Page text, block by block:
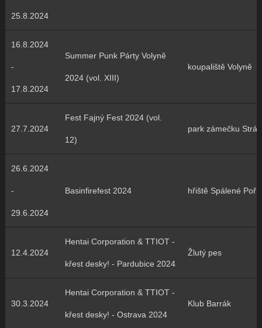
25.8.2024
16.8.2024
-
17.8.2024
Summer Punk Párty Volyně
2024 (vol. XIII)
koupaliště Volyně
27.7.2024
Fest Fajný Fest 2024 (vol.
12)
park zámečku
26.6.2024
-
29.6.2024
Basinfirefest 2024 hřiště Spálené
12.4.2024
Hentai Corporation & TTIOT -
křest desky! - Pardubice 2024
Žlutý pes
30.3.2024
Hentai Corporation & TTIOT -
křest desky! - Ostrava 2024
Klub Barrák